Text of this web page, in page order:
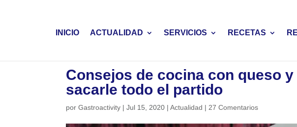
INICIO ACTUALIDAD SERVICIOS RECETAS
Consejos de cocina con queso
sacarle todo el partido
porGastroactivity |Jul 15, 2020 |Actualidad | 27 Comentarios